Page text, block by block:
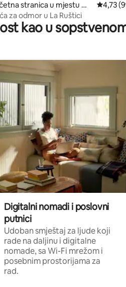
stranica u mjestu Mo
4,73
za odmor u La Ruštici
kao u
Digitalni nomadi i poslovni
putnici
Udoban smještaj za ljude koji
rade na daljinu i digitalne
nomade, sa Wi-Fi mrežom i
posebnim prostorijama za
rad.